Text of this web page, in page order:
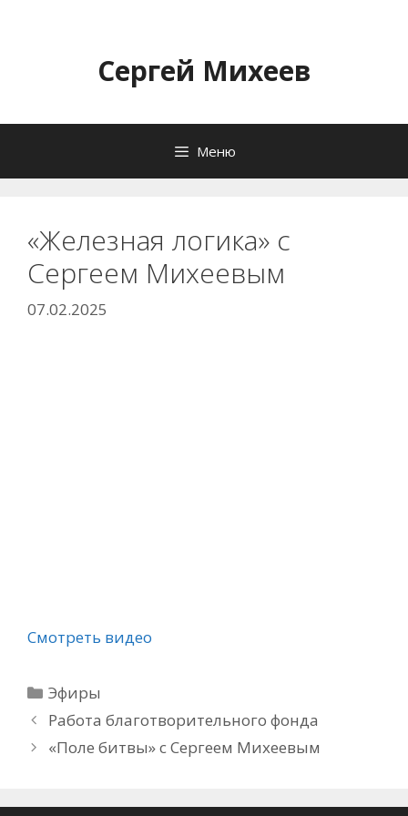
содержимомуСергей Михеев
Меню
«Железная логика» с
Сергеем Михеевым
07.02.2025
Смотреть видео
Рубрики
Эфиры
Работа благотворительного фонда
«Поле битвы» с Сергеем Михеевым